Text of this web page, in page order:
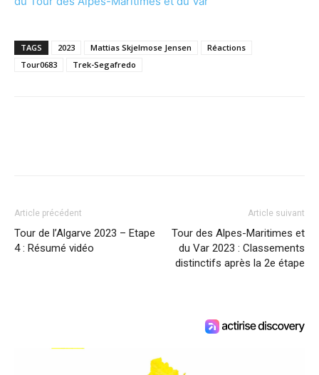
TAGS 2023 Mattias Skjelmose Jensen
Réactions
Tour0683
Trek-Segafredo
Article précédent
Tour de l’Algarve 2023 – Etape
4 : Résumé vidéo
Article suivant
Tour des Alpes-Maritimes et
du Var 2023 : Classements
distinctifs après la 2e étape